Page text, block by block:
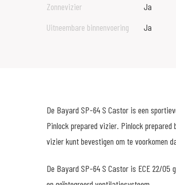
Zonnevizier
Ja
Uitneembare binnenvoering
Ja
De Bayard SP-64 S Castor is een
Pinlock prepared vizier. Pinlock
vizier kunt bevestigen om te voorkomen
De Bayard SP-64 S Castor is ECE 22/05